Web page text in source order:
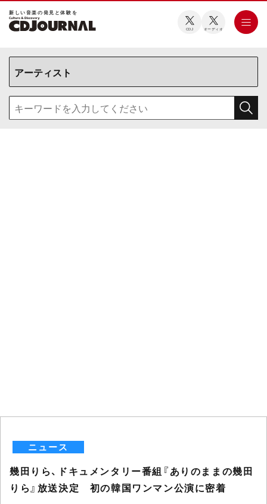
新しい⾳楽の発⾒と体験を
CDJ オーディオ
ニュース
幾田りら、ドキュメンタリー番組『ありのままの幾田
りら』放送決定 初の韓国ワンマン公演に密着